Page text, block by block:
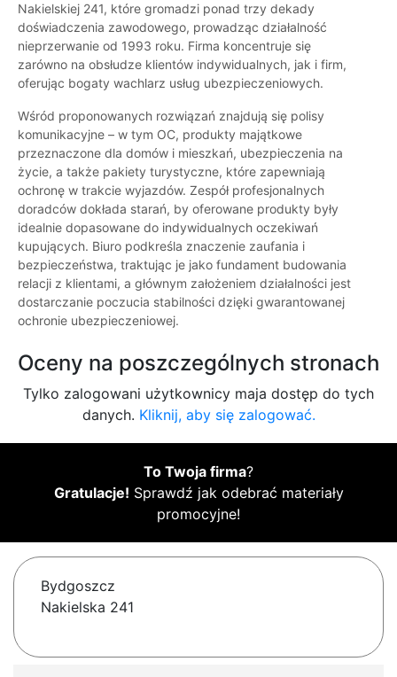
Nakielskiej 241, które gromadzi ponad trzy dekady
doświadczenia zawodowego, prowadząc działalność
nieprzerwanie od 1993 roku. Firma koncentruje się
zarówno na obsłudze klientów indywidualnych, jak i firm,
oferując bogaty wachlarz usług ubezpieczeniowych.
Wśród proponowanych rozwiązań znajdują się polisy
komunikacyjne – w tym OC, produkty majątkowe
przeznaczone dla domów i mieszkań, ubezpieczenia na
życie, a także pakiety turystyczne, które zapewniają
ochronę w trakcie wyjazdów. Zespół profesjonalnych
doradców dokłada starań, by oferowane produkty były
idealnie dopasowane do indywidualnych oczekiwań
kupujących. Biuro podkreśla znaczenie zaufania i
bezpieczeństwa, traktując je jako fundament budowania
relacji z klientami, a głównym założeniem działalności jest
dostarczanie poczucia stabilności dzięki gwarantowanej
ochronie ubezpieczeniowej.
Oceny na poszczególnych stronach
Tylko zalogowani użytkownicy maja dostęp do tych
danych. Kliknij, aby się zalogować.
To Twoja firma?
Gratulacje! Sprawdź jak odebrać materiały
promocyjne!
Bydgoszcz
Nakielska 241